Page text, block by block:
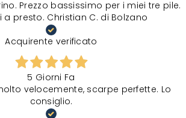
Prezzo bassissimo per i miei tre pile.
a presto. Christian C. di Bolzano
Acquirente verificato
5 Giorni Fa
velocemente, scarpe perfette. Lo
consiglio.